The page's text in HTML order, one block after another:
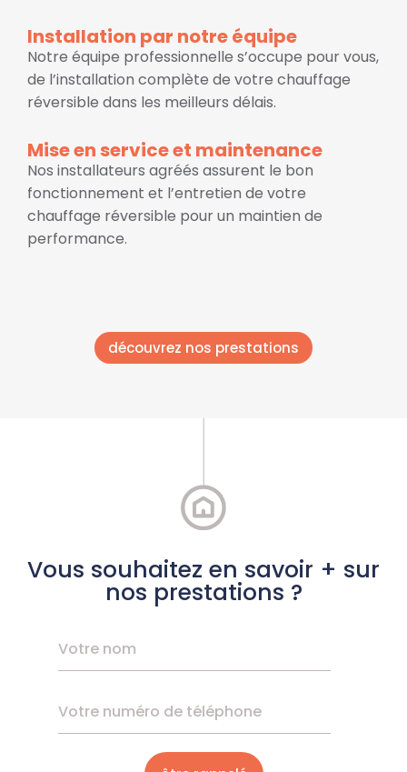
Installation par notre équipe
Notre équipe professionnelle s’occupe pour vous,
de l’installation complète de votre chauffage
réversible dans les meilleurs délais.
Mise en service et maintenance
Nos installateurs agréés assurent le bon
fonctionnement et l’entretien de votre
chauffage réversible pour un maintien de
performance.
découvrez nos prestations
Vous souhaitez en savoir + sur
nos prestations ?